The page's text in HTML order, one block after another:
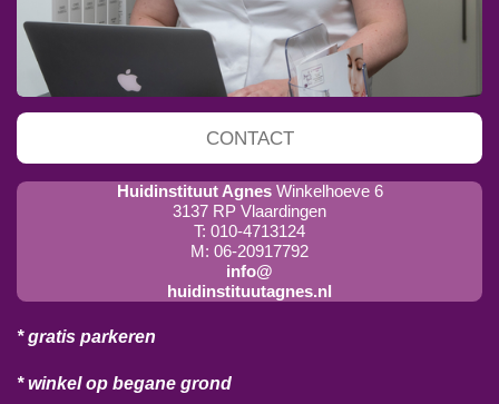
CONTACT
Huidinstituut Agnes Winkelhoeve 6
3137 RP Vlaardingen
T: 010-4713124
M: 06-20917792
info@
huidinstituutagnes.nl
* gratis parkeren
* winkel op begane grond